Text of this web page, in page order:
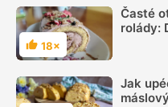
Hodnocení
18×
Časté
rolády:
Jak